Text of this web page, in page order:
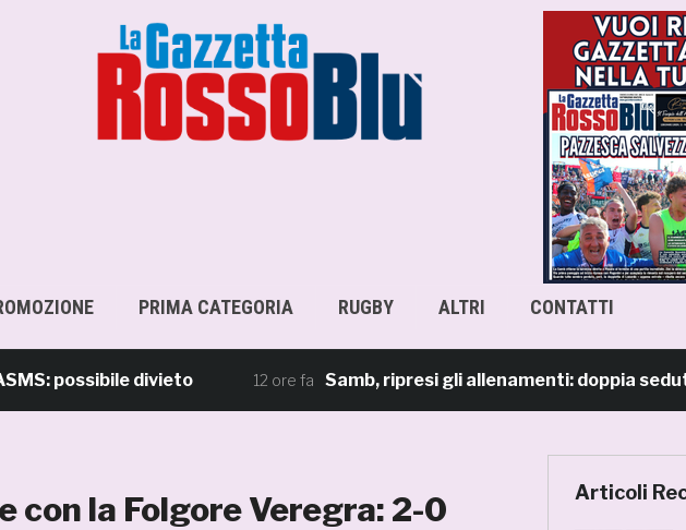
PRIMA CATEGORIA RUGBY ALTRI CONTATTI
divieto 12 ore fa Samb, ripresi gli allenamenti: doppia seduta al
la Folgore Veregra: 2-0 Articoli